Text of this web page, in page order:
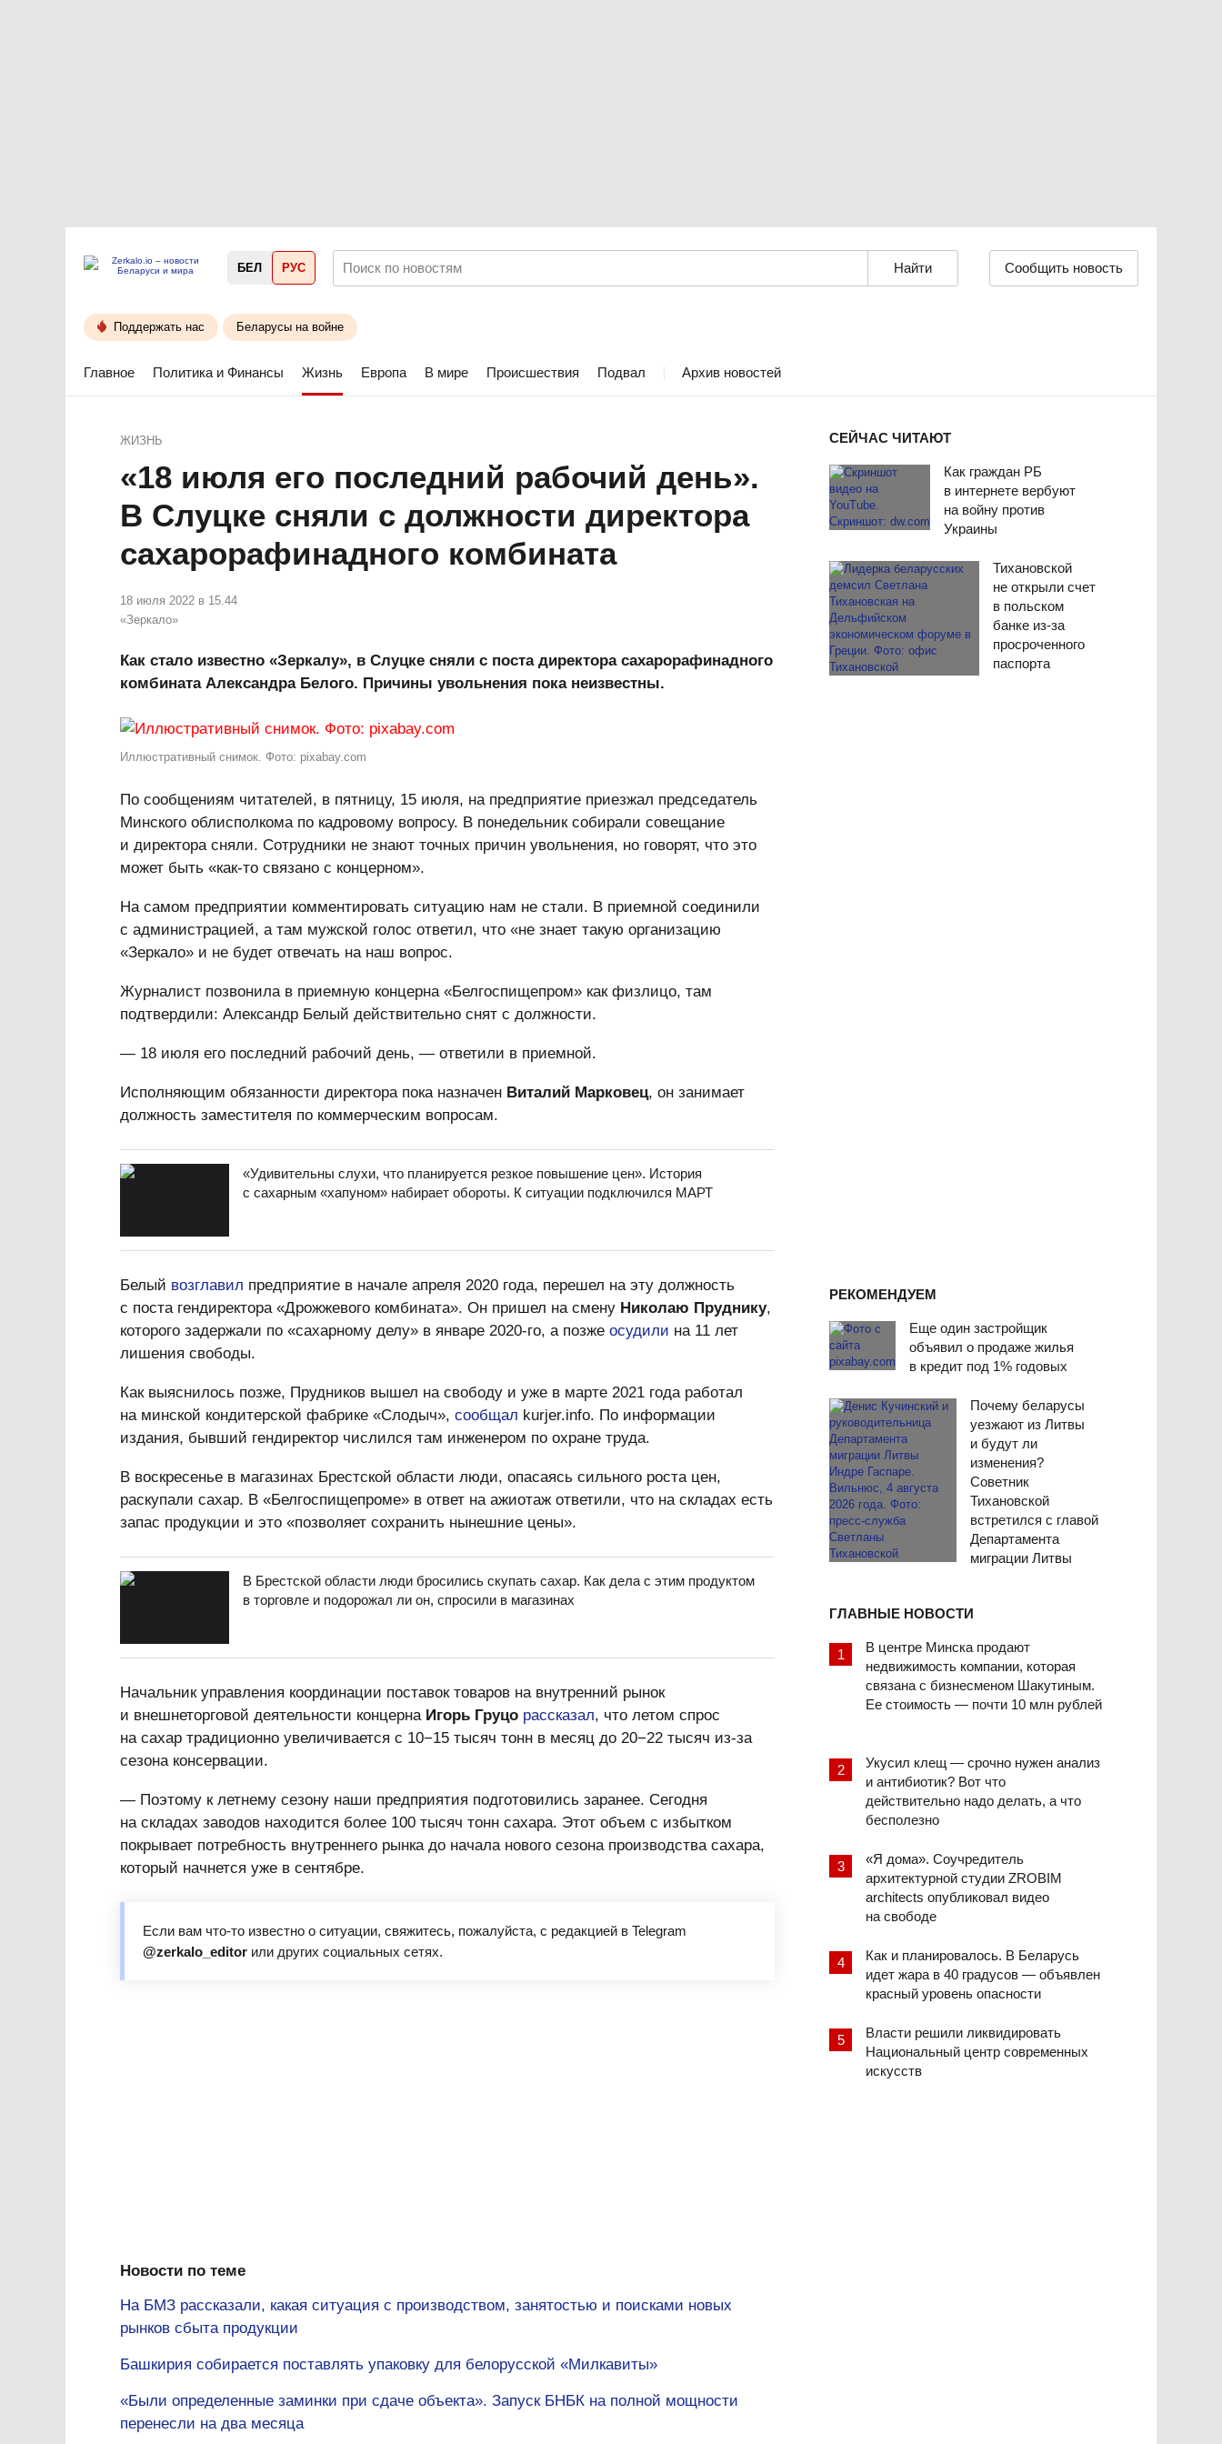
БЕЛ РУС Сообщить новость
Поддержать нас Беларусы на войне
Главное Политика и Финансы Жизнь Европа В мире Происшествия Подвал Архив новостей
СЕЙЧАС ЧИТАЮТ
Как граждан РБ
в интернете вербуют
на войну против
Украины
Тихановской
не открыли счет
в польском
банке из-за
просроченного
паспорта
РЕКОМЕНДУЕМ
Еще один застройщик
объявил о продаже жилья
в кредит под 1% годовых
Почему беларусы
уезжают из Литвы
и будут ли
изменения?
Советник
Тихановской
встретился с главой
Департамента
миграции Литвы
ГЛАВНЫЕ НОВОСТИ
В центре Минска продают
недвижимость компании, которая
связана с бизнесменом Шакутиным.
Ее стоимость — почти 10 млн рублей
Укусил клещ — срочно нужен анализ
и антибиотик? Вот что
действительно надо делать, а что
бесполезно
«Я дома». Соучредитель
архитектурной студии ZROBIM
architects опубликовал видео
на свободе
Как и планировалось. В Беларусь
идет жара в 40 градусов — объявлен
красный уровень опасности
Власти решили ликвидировать
Национальный центр современных
искусств
ЖИЗНЬ
«18 июля его последний рабочий день».
В Слуцке сняли с должности директора
сахарорафинадного комбината
18 июля 2022 в 15.44
«Зеркало»
Как стало известно «Зеркалу», в Слуцке сняли с поста директора сахарорафинадного
комбината Александра Белого. Причины увольнения пока неизвестны.
Иллюстративный снимок. Фото: pixabay.com
По сообщениям читателей, в пятницу, 15 июля, на предприятие приезжал председатель
Минского облисполкома по кадровому вопросу. В понедельник собирали совещание
и директора сняли. Сотрудники не знают точных причин увольнения, но говорят, что это
может быть «как-то связано с концерном».
На самом предприятии комментировать ситуацию нам не стали. В приемной соединили
с администрацией, а там мужской голос ответил, что «не знает такую организацию
«Зеркало» и не будет отвечать на наш вопрос.
Журналист позвонила в приемную концерна «Белгоспищепром» как физлицо, там
подтвердили: Александр Белый действительно снят с должности.
— 18 июля его последний рабочий день, — ответили в приемной.
Исполняющим обязанности директора пока назначен Виталий Марковец, он занимает
должность заместителя по коммерческим вопросам.
«Удивительны слухи, что планируется резкое повышение цен». История
с сахарным «хапуном» набирает обороты. К ситуации подключился МАРТ
Белый возглавил предприятие в начале апреля 2020 года, перешел на эту должность
с поста гендиректора «Дрожжевого комбината». Он пришел на смену Николаю Пруднику,
которого задержали по «сахарному делу» в январе 2020-го, а позже осудили на 11 лет
лишения свободы.
Как выяснилось позже, Прудников вышел на свободу и уже в марте 2021 года работал
на минской кондитерской фабрике «Слодыч», сообщал kurjer.info. По информации
издания, бывший гендиректор числился там инженером по охране труда.
В воскресенье в магазинах Брестской области люди, опасаясь сильного роста цен,
раскупали сахар. В «Белгоспищепроме» в ответ на ажиотаж ответили, что на складах есть
запас продукции и это «позволяет сохранить нынешние цены».
В Брестской области люди бросились скупать сахар. Как дела с этим продуктом
в торговле и подорожал ли он, спросили в магазинах
Начальник управления координации поставок товаров на внутренний рынок
и внешнеторговой деятельности концерна Игорь Груцо рассказал, что летом спрос
на сахар традиционно увеличивается с 10−15 тысяч тонн в месяц до 20−22 тысяч из-за
сезона консервации.
— Поэтому к летнему сезону наши предприятия подготовились заранее. Сегодня
на складах заводов находится более 100 тысяч тонн сахара. Этот объем с избытком
покрывает потребность внутреннего рынка до начала нового сезона производства сахара,
который начнется уже в сентябре.
Если вам что-то известно о ситуации, свяжитесь, пожалуйста, с редакцией в Telegram
@zerkalo_editor или других социальных сетях.
Новости по теме
На БМЗ рассказали, какая ситуация с производством, занятостью и поисками новых
рынков сбыта продукции
Башкирия собирается поставлять упаковку для белорусской «Милкавиты»
«Были определенные заминки при сдаче объекта». Запуск БНБК на полной мощности
перенесли на два месяца